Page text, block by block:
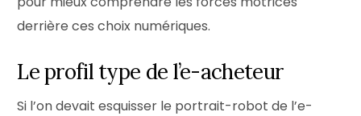
derrière ces choix numériques.
Le profil type de l’e-acheteur
Si l’on devait esquisser le portrait-robot de l’e-